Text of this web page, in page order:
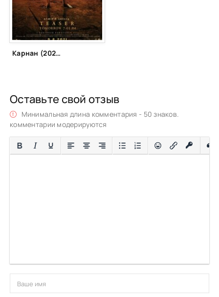
Карнан (2021)
Оставьте свой отзыв
Минимальная длина комментария - 50 знаков.
комментарии модерируются